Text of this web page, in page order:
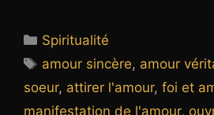
Catégories
Spiritualité
Étiquettes
amour sincère, amour
soeur, attirer l'amour, foi et
manifestation de l'amour,